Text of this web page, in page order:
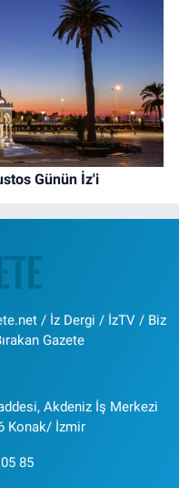
Günün İz'i
/ İz Dergi / İzTV / Biz
Gazete
Akdeniz İş Merkezi
Konak/ İzmir
85